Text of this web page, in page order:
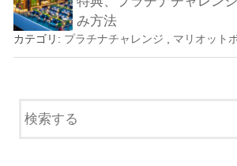
み方法
カテゴリ: プラチナチャレンジ マリオット